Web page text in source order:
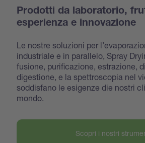
Prodotti da laboratorio,
esperienza e innovazione
Le nostre soluzioni per
industriale e in parallelo, Spray
fusione, purificazione, estrazione,
digestione, e la spettroscopia nel
soddisfano le esigenze die nostri
mondo.
Scopri i nostri